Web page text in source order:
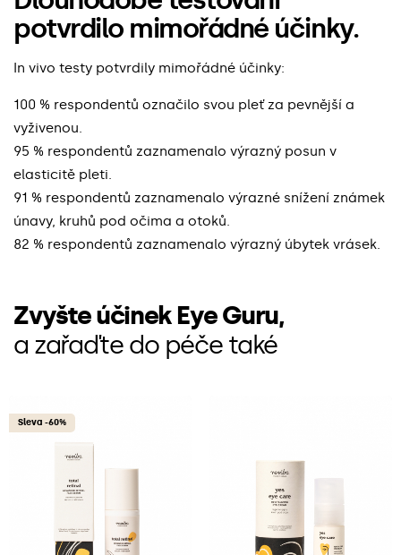
potvrdilo mimořádné účinky.
In vivo testy potvrdily mimořádné účinky:
100 % respondentů označilo svou pleť za pevnější a
vyživenou.
95 % respondentů zaznamenalo výrazný posun v
elasticitě pleti.
91 % respondentů zaznamenalo výrazné snížení známek
únavy, kruhů pod očima a otoků.
82 % respondentů zaznamenalo výrazný úbytek vrásek.
Zvyšte účinek Eye Guru,
a zařaďte do péče také
Sleva -60%